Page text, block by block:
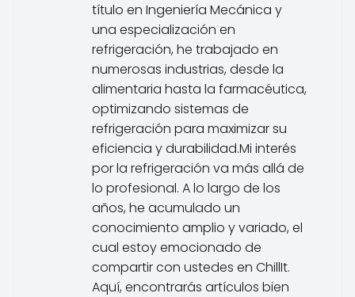
título en Ingeniería Mecánica y
una especialización en
refrigeración, he trabajado en
numerosas industrias, desde la
alimentaria hasta la farmacéutica,
optimizando sistemas de
refrigeración para maximizar su
eficiencia y durabilidad.Mi interés
por la refrigeración va más allá de
lo profesional. A lo largo de los
años, he acumulado un
conocimiento amplio y variado, el
cual estoy emocionado de
compartir con ustedes en ChillIt.
Aquí, encontrarás artículos bien